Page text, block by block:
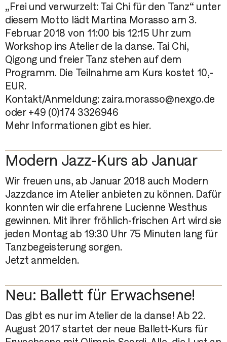
„Frei und verwurzelt: Tai Chi für den Tanz“ unter
diesem Motto lädt Martina Morasso am 3.
Februar 2018 von 11:00 bis 12:15 Uhr zum
Workshop ins Atelier de la danse. Tai Chi,
Qigong und freier Tanz stehen auf dem
Programm. Die Teilnahme am Kurs kostet 10,-
EUR.
Kontakt/Anmeldung: zaira.morasso@nexgo.de
oder +49 (0)174 3326946
Mehr Informationen gibt es hier.
Modern Jazz-Kurs ab Januar
Wir freuen uns, ab Januar 2018 auch Modern
Jazzdance im Atelier anbieten zu können. Dafür
konnten wir die erfahrene Lucienne Westhus
gewinnen. Mit ihrer fröhlich-frischen Art wird sie
jeden Montag ab 19:30 Uhr 75 Minuten lang für
Tanzbegeisterung sorgen.
Jetzt anmelden.
Neu: Ballett für Erwachsene!
Das gibt es nur im Atelier de la danse! Ab 22.
August 2017 startet der neue Ballett-Kurs für